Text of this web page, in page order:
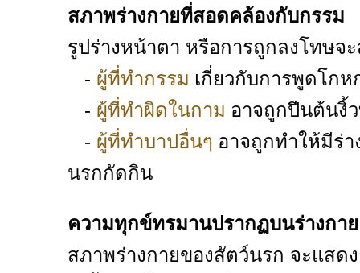
สภาพร่างกายที่สอดคล้องกับกรรม
รูปร่างหน้าตา หรือการถูกลงโทษจ
- ผู้ที่ทำกรรม เกี่ยวกับการพูดโก
- ผู้ที่ทำผิดในกาม อาจถูกปีนต้นงิ้
- ผู้ที่ทำบาปอื่นๆ อาจถูกทำให้มีร่
นรกกัดกิน
ความทุกข์ทรมานปรากฏบนร่างกาย
สภาพร่างกายของสัตว์นรก จะแสด